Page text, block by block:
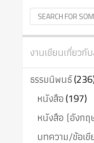
งานเขียนเกี่ยวกั
ธรรมนิพนธ์
หนังสือ(197)
หนังสือ (อังกฤ
บทความ/ข้อเขี